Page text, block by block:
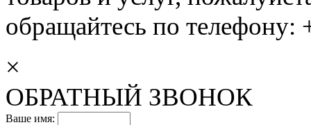
обращайтесь по
×
ОБРАТНЫЙ ЗВОНОК
Ваше имя: